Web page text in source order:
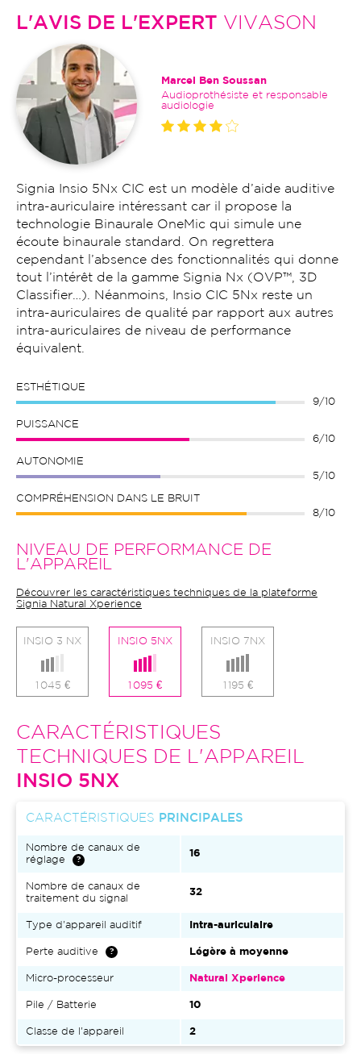
L'AVIS DE L'EXPERT VIVASON
Marcel Ben Soussan
Audioprothésiste et responsable
audiologie
Signia Insio 5Nx CIC est un modèle d’aide auditive
intra-auriculaire intéressant car il propose la
technologie Binaurale OneMic qui simule une
écoute binaurale standard. On regrettera
cependant l’absence des fonctionnalités qui donne
tout l’intérêt de la gamme Signia Nx (OVP™, 3D
Classifier…). Néanmoins, Insio CIC 5Nx reste un
intra-auriculaires de qualité par rapport aux autres
intra-auriculaires de niveau de performance
équivalent.
ESTHÉTIQUE
9/10
PUISSANCE
6/10
AUTONOMIE
5/10
COMPRÉHENSION DANS LE BRUIT
8/10
NIVEAU DE PERFORMANCE DE
L'APPAREIL
Découvrer les caractéristiques techniques de la plateforme
Signia Natural Xperience
INSIO 3 NX
1 045 €
INSIO 5NX
1 095 €
INSIO 7NX
1 195 €
CARACTÉRISTIQUES
TECHNIQUES DE L'APPAREIL
INSIO 5NX
CARACTÉRISTIQUES PRINCIPALES
Nombre de canaux de
réglage
16
Nombre de canaux de
traitement du signal
32
Type d'appareil auditif Intra-auriculaire
Perte auditive Légère à moyenne
Micro-processeur Natural Xperience
Pile / Batterie 10
Classe de l'appareil 2